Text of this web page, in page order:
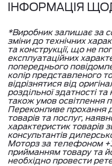
ІНФОРМАЦІЯ
*Виробник залишає за
зміни до технічних
та конструкції, що не
експлуатаційних
попереднього
колір представленого
відрізнятися від
роздільної здатності
також умов освітлення
Переконливе прохання
товарів та послуг,
характеристик товарів
консультантів
Моторз за телефоном
прийманням товару та
необхідно провести